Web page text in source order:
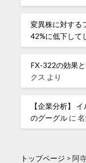
変異株に対する
42%に低下して
FX-322の効果
クス より
【企業分析】
のグーグル に
トップページ >阿